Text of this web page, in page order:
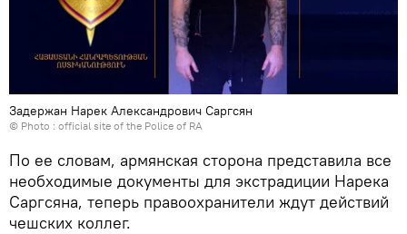
Задержан Нарек Александрович Саргсян
© Photo : official site of the Police of RA
По ее словам, армянская сторона представила все
необходимые документы для экстрадиции Нарека
Саргсяна, теперь правоохранители ждут действий
чешских коллег.